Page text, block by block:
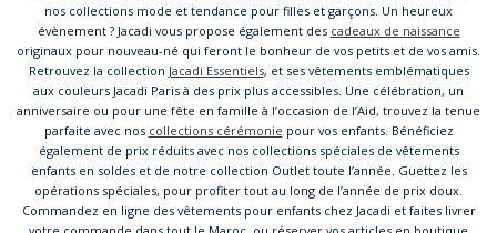
nos collections mode et tendance pour filles et garçons. Un heureux
évènement ? Jacadi vous propose également des cadeaux de naissance
originaux pour nouveau-né qui feront le bonheur de vos petits et de vos amis.
Retrouvez la collection Jacadi Essentiels, et ses vêtements emblématiques
aux couleurs Jacadi Paris à des prix plus accessibles. Une célébration, un
anniversaire ou pour une fête en famille à l’occasion de l’Aid, trouvez la tenue
parfaite avec nos collections cérémonie pour vos enfants. Bénéficiez
également de prix réduits avec nos collections spéciales de vêtements
enfants en soldes et de notre collection Outlet toute l’année. Guettez les
opérations spéciales, pour profiter tout au long de l’année de prix doux.
Commandez en ligne des vêtements pour enfants chez Jacadi et faites livrer